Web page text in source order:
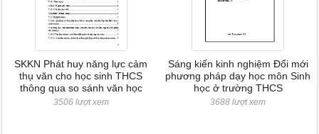
SKKN Phát huy năng lực cảm
thụ văn cho học sinh THCS
thông qua so sánh văn học
3506 lượt xem
Sáng kiến kinh nghiệm Đổi mới
phương pháp dạy học môn Sinh
học ở trường THCS
3688 lượt xem